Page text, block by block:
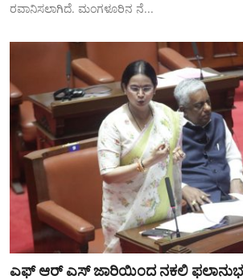
ರವಾನಿಸಲಾಗಿದೆ. ಮಂಗಳೂರಿನ ನೆ...
ಎಫ್ ಆರ್ ಎಸ್ ಜಾರಿಯಿಂದ ನಕಲಿ